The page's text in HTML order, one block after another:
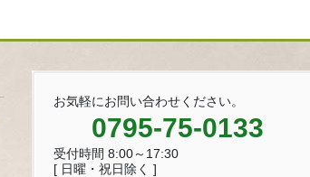
お気軽にお問い合わせください。
0795-75-0133
受付時間 8:00～17:30
[ 日曜・祝日除く ]